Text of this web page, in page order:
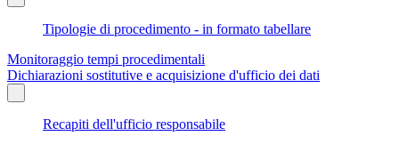
Tipologie di procedimento - in formato tabellare
Monitoraggio tempi procedimentali
Dichiarazioni sostitutive e acquisizione d'ufficio dei dati
Recapiti dell'ufficio responsabile